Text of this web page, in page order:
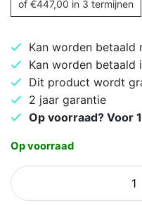
of €447,00 in 3 termijnen
Kan worden
Kan worden betaald
Dit product wordt
2 jaar garantie
Op voorraad? Voor
Op voorraad
Apple
iPhone